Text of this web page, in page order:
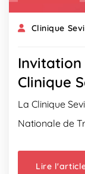
Clinique Sevi
Clinique
La Clinique
Nationale de
Lire